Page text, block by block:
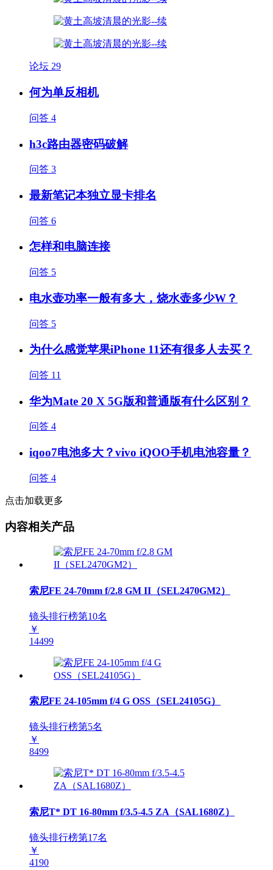
论坛 29
何为单反相机
问答 4
h3c路由器密码破解
问答 3
最新笔记本独立显卡排名
问答 6
怎样和电脑连接
问答 5
电水壶功率一般有多大，烧水壶多少W？
问答 5
为什么感觉苹果iPhone 11还有很多人去买？
问答 11
华为Mate 20 X 5G版和普通版有什么区别？
问答 4
iqoo7电池多大？vivo iQOO手机电池容量？
问答 4
点击加载更多
内容相关产品
索尼FE 24-70mm f/2.8 GM II（SEL2470GM2）
镜头排行榜第10名
￥
14499
索尼FE 24-105mm f/4 G OSS（SEL24105G）
镜头排行榜第5名
￥
8499
索尼T* DT 16-80mm f/3.5-4.5 ZA（SAL1680Z）
镜头排行榜第17名
￥
4190